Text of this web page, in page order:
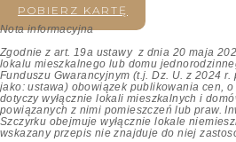
POBIERZ KARTĘ
Nota informacyjna
Zgodnie z art. 19a ustawy z dnia 20 maja
lokalu mieszkalnego lub domu
Funduszu Gwarancyjnym (t.j. Dz. U. z 2024
jako: ustawa) obowiązek publikowania cen,
dotyczy wyłącznie lokali mieszkalnych i
powiązanych z nimi pomieszczeń lub praw.
Szczyrku obejmuje wyłącznie lokale
wskazany przepis nie znajduje do niej